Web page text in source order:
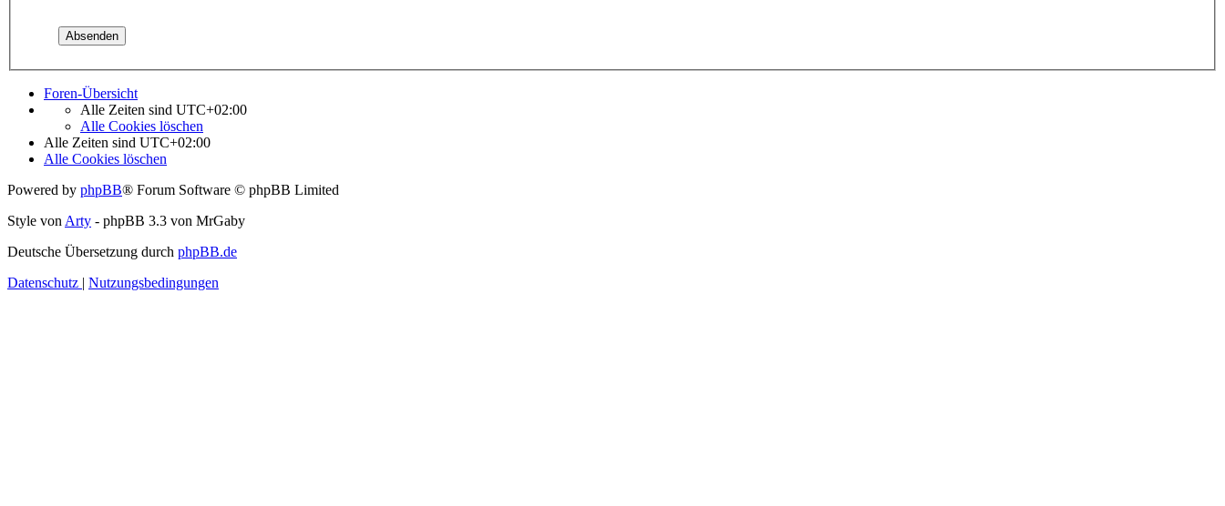
Foren-Übersicht
Alle Zeiten sind UTC+02:00
Alle Cookies löschen
Alle Zeiten sind UTC+02:00
Alle Cookies löschen
Powered by phpBB® Forum Software © phpBB Limited
Style von Arty - phpBB 3.3 von MrGaby
Deutsche Übersetzung durch phpBB.de
Datenschutz | Nutzungsbedingungen